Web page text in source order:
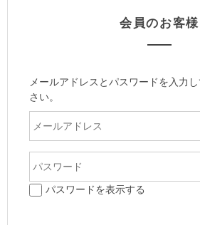
会員のお客様
メールアドレスとパスワードを入力
さい。
パスワードを表示する